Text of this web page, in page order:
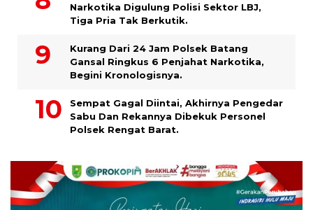
Narkotika Digulung Polisi Sektor LBJ,
Tiga Pria Tak Berkutik.
Kurang Dari 24 Jam Polsek Batang
Gansal Ringkus 6 Penjahat Narkotika,
Begini Kronologisnya.
Sempat Gagal Diintai, Akhirnya Pengedar
Sabu Dan Rekannya Dibekuk Personel
Polsek Rengat Barat.